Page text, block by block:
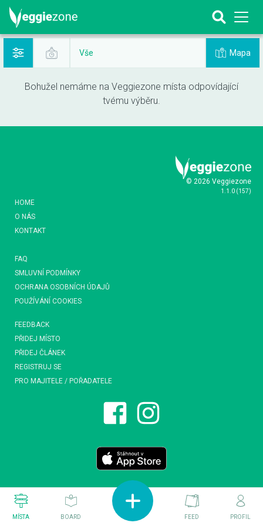
Vše Mapa
Bohužel nemáme na Veggiezone místa odpovídající
tvému výběru.
© 2026 Veggiezone
1.1.0 (157)
HOME
O NÁS
KONTAKT
FAQ
SMLUVNÍ PODMÍNKY
OCHRANA OSOBNÍCH ÚDAJŮ
POUŽÍVÁNÍ COOKIES
FEEDBACK
PŘIDEJ MÍSTO
PŘIDEJ ČLÁNEK
REGISTRUJ SE
PRO MAJITELE / POŘADATELE
MÍSTA BOARD FEED PROFIL